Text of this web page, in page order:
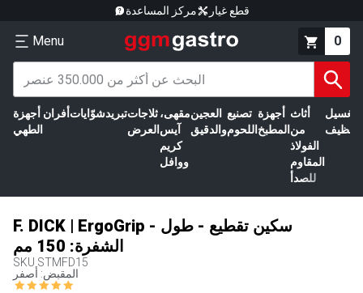
مركز المساعدة قطع غيار
Menu 0
أجهزة
الطهي
أفران شوّاياتتبريدثلاجات
العرض
مقهى،
آيس
كريم
ووافل
العجين
والدقيق
تصنيع
اللحوم
أجهزة
المطبخ
أثاث
من
الفولاذ
المقاوم
للصدأ
الغسيل
F. DICK | ErgoGrip - سكين تقطيع - طول
الشفرة: 150 مم
SKU STMFD15
المقبض: أصفر